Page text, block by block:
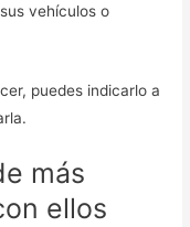
vehículos o
puedes indicarlo a
más
ellos